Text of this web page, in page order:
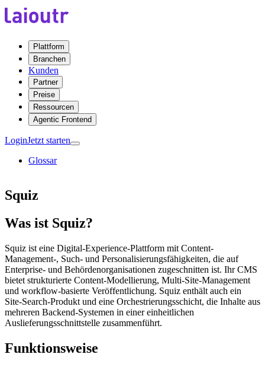
Plattform
Branchen
Kunden
Partner
Preise
Ressourcen
Agentic Frontend
LoginJetzt starten
Glossar
Squiz
Was ist Squiz?
Squiz ist eine Digital-Experience-Plattform mit Content-
Management-, Such- und Personalisierungsfähigkeiten, die auf
Enterprise- und Behördenorganisationen zugeschnitten ist. Ihr CMS
bietet strukturierte Content-Modellierung, Multi-Site-Management
und workflow-basierte Veröffentlichung. Squiz enthält auch ein
Site-Search-Produkt und eine Orchestrierungsschicht, die Inhalte aus
mehreren Backend-Systemen in einer einheitlichen
Auslieferungsschnittstelle zusammenführt.
Funktionsweise